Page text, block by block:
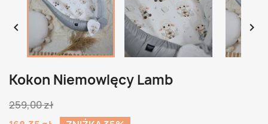
 
Kokon Niemowlęcy Lamb
259,00 zł